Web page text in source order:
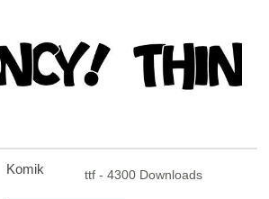
Komik ttf - 4300 Downloads